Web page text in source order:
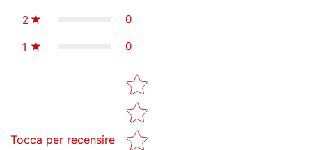
2 0
1 0
Tocca per recensire
Star rating